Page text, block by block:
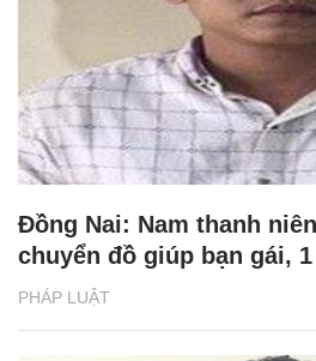
PHÁP LUẬT
Đồng Nai: Nam thanh
chuyển đồ giúp bạn gái,